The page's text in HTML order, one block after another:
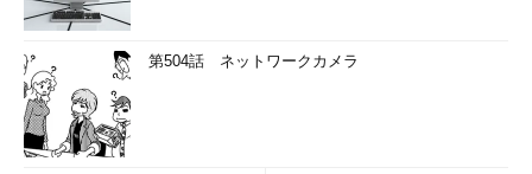
第504話 ネットワークカメラ